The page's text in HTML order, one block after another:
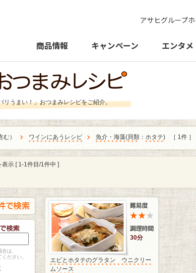
アサヒグループ
商品情報 キャンペーン エンタ
リうまい！」おつまみレシピをご紹介。
） ワインにあうレシピ 魚介・海藻(貝類 ： ホタテ) ［ 1件 ］
示 [ 1-1件目/1件中 ]
は、
ださい。
30分
エビとホタテのグラタン ウニクリー
ムソース